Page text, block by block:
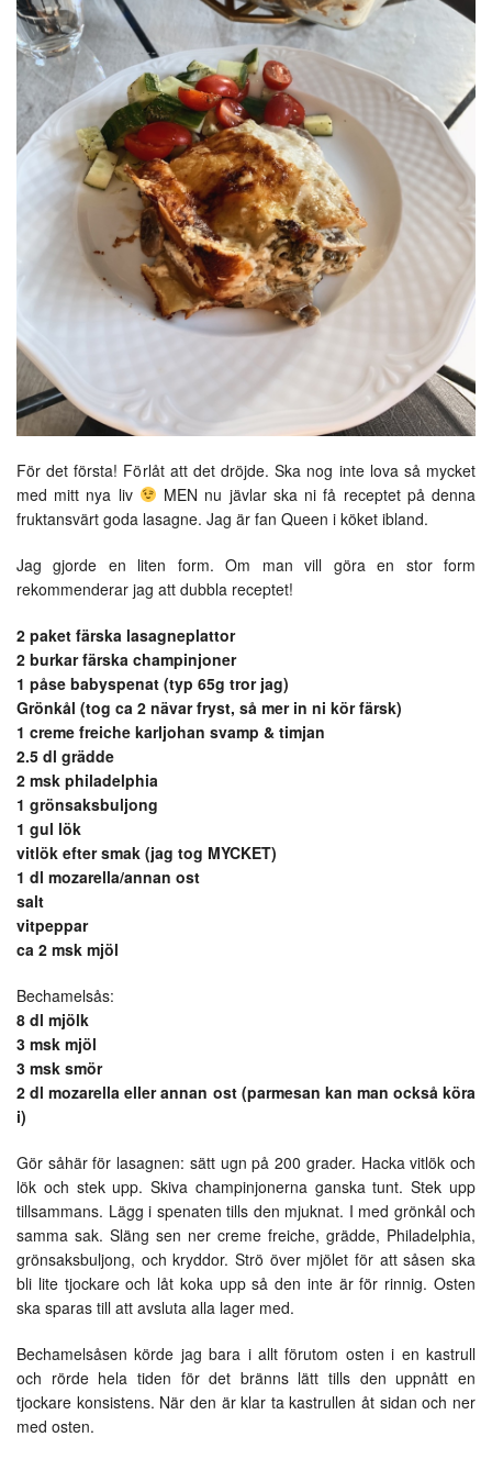
För det första! Förlåt att det dröjde. Ska nog inte lova så mycket
med mitt nya liv
MEN nu jävlar ska ni få receptet på denna
fruktansvärt goda lasagne. Jag är fan Queen i köket ibland.
Jag gjorde en liten form. Om man vill göra en stor form
rekommenderar jag att dubbla receptet!
2 paket färska lasagneplattor
2 burkar färska champinjoner
1 påse babyspenat (typ 65g tror jag)
Grönkål (tog ca 2 nävar fryst, så mer in ni kör färsk)
1 creme freiche karljohan svamp & timjan
2.5 dl grädde
2 msk philadelphia
1 grönsaksbuljong
1 gul lök
vitlök efter smak (jag tog MYCKET)
1 dl mozarella/annan ost
salt
vitpeppar
ca 2 msk mjöl
Bechamelsås:
8 dl mjölk
3 msk mjöl
3 msk smör
2 dl mozarella eller annan ost (parmesan kan man också köra
i)
Gör såhär för lasagnen: sätt ugn på 200 grader. Hacka vitlök och
lök och stek upp. Skiva champinjonerna ganska tunt. Stek upp
tillsammans. Lägg i spenaten tills den mjuknat. I med grönkål och
samma sak. Släng sen ner creme freiche, grädde, Philadelphia,
grönsaksbuljong, och kryddor. Strö över mjölet för att såsen ska
bli lite tjockare och låt koka upp så den inte är för rinnig. Osten
ska sparas till att avsluta alla lager med.
Bechamelsåsen körde jag bara i allt förutom osten i en kastrull
och rörde hela tiden för det bränns lätt tills den uppnått en
tjockare konsistens. När den är klar ta kastrullen åt sidan och ner
med osten.